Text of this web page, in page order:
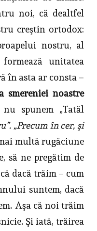
noi, că dealtfel
creştin ortodox:
nostru, al
unitatea
în asta ar consta –
smereniei noastre
spunem „Tatăl
„Precum în cer, şi
multă rugăciune
să ne pregătim de
dacă trăim – cum
suntem, dacă
Aşa că noi trăim
Şi iată, trăirea